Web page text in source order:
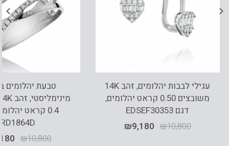
עגילי לבבות יהלומים, זהב 14K
משובצים 0.50 קראט יהלומים,
דגם EDSEF30353
₪10,800
₪9,180
טבעת יהלומים
0.4 קראט
RD1864D
₪10,800